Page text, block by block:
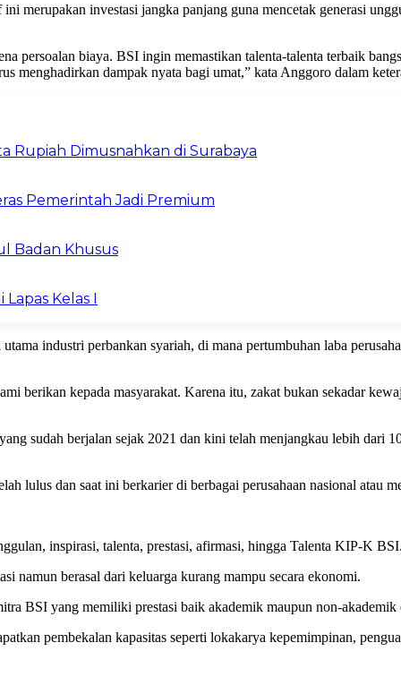
merupakan investasi jangka panjang guna mencetak generasi
persoalan biaya. BSI ingin memastikan talenta-talenta terbaik
menghadirkan dampak nyata bagi umat,” kata Anggoro dalam
Rupiah Dimusnahkan di Surabaya
Pemerintah Jadi Premium
Badan Khusus
Kelas I
industri perbankan syariah, di mana pertumbuhan laba
berikan kepada masyarakat. Karena itu, zakat bukan sekadar
sudah berjalan sejak 2021 dan kini telah menjangkau lebih dari
lulus dan saat ini berkarier di berbagai perusahaan nasional atau
inspirasi, talenta, prestasi, afirmasi, hingga Talenta KIP-K
namun berasal dari keluarga kurang mampu secara ekonomi.
BSI yang memiliki prestasi baik akademik maupun non-akademik
pembekalan kapasitas seperti lokakarya kepemimpinan,